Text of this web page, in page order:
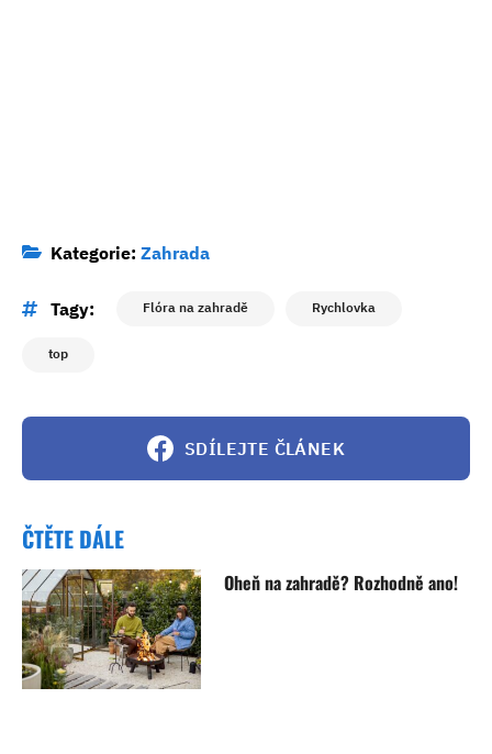
Kategorie: Zahrada
Tagy: Flóra na zahradě Rychlovka
top
SDÍLEJTE ČLÁNEK
ČTĚTE DÁLE
Oheň na zahradě? Rozhodně ano!